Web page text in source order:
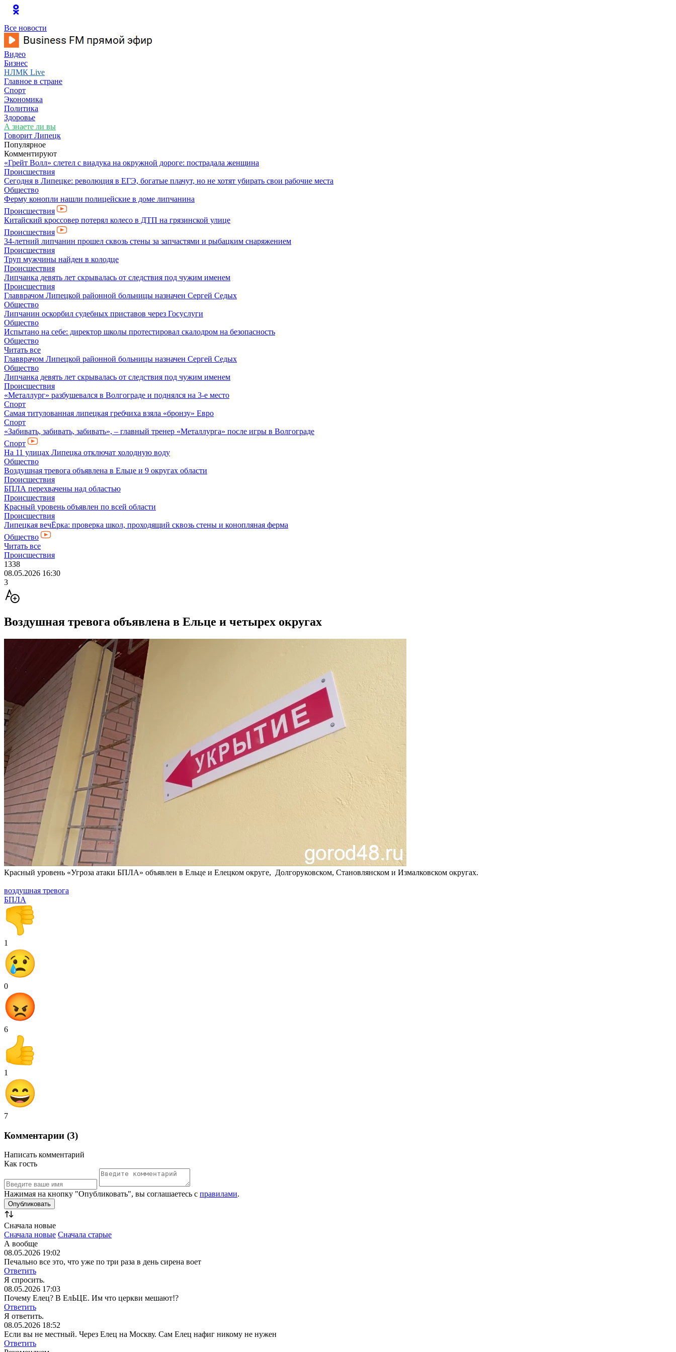
Все новости
Видео
Бизнес
НЛМК Live
Главное в стране
Спорт
Экономика
Политика
Здоровье
А знаете ли вы
Говорит Липецк
Популярное
Комментируют
«Грейт Волл» слетел с виадука на окружной дороге: пострадала женщина
Происшествия
Сегодня в Липецке: революция в ЕГЭ, богатые плачут, но не хотят убирать свои рабочие места
Общество
Ферму конопли нашли полицейские в доме липчанина
Происшествия
Китайский кроссовер потерял колесо в ДТП на грязинской улице
Происшествия
34-летний липчанин прошел сквозь стены за запчастями и рыбацким снаряжением
Происшествия
Труп мужчины найден в колодце
Происшествия
Липчанка девять лет скрывалась от следствия под чужим именем
Происшествия
Главврачом Липецкой районной больницы назначен Сергей Седых
Общество
Липчанин оскорбил судебных приставов через Госуслуги
Общество
Испытано на себе: директор школы протестировал скалодром на безопасность
Общество
Читать все
Главврачом Липецкой районной больницы назначен Сергей Седых
Общество
Липчанка девять лет скрывалась от следствия под чужим именем
Происшествия
«Металлург» разбушевался в Волгограде и поднялся на 3-е место
Спорт
Самая титулованная липецкая гребчиха взяла «бронзу» Евро
Спорт
«Забивать, забивать, забивать», – главный тренер «Металлурга» после игры в Волгограде
Спорт
На 11 улицах Липецка отключат холодную воду
Общество
Воздушная тревога объявлена в Ельце и 9 округах области
Происшествия
БПЛА перехвачены над областью
Происшествия
Красный уровень объявлен по всей области
Происшествия
Липецкая вечЁрка: проверка школ, проходящий сквозь стены и конопляная ферма
Общество
Читать все
Происшествия
1338
08.05.2026 16:30
3
Воздушная тревога объявлена в Ельце и четырех округах
Красный уровень «Угроза атаки БПЛА» объявлен в Ельце и Елецком округе, Долгоруковском, Становлянском и Измалковском округах.
воздушная тревога
БПЛА
1
0
6
1
7
Комментарии (3)
Написать комментарий
Как гость
Нажимая на кнопку "Опубликовать", вы соглашаетесь с правилами.
Сначала новые
Сначала новые Сначала старые
А вообще
08.05.2026 19:02
Печально все это, что уже по три раза в день сирена воет
Ответить
Я спросить.
08.05.2026 17:03
Почему Елец? В ЕлЬЦЕ. Им что церкви мешают!?
Ответить
Я ответить.
08.05.2026 18:52
Если вы не местный. Через Елец на Москву. Сам Елец нафиг никому не нужен
Ответить